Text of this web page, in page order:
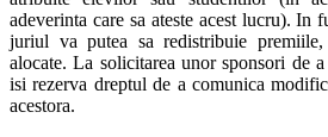
adeverinta care sa ateste acest lucru). In
juriul va putea sa redistribuie
alocate. La solicitarea unor sponsori de
isi rezerva dreptul de a comunica
acestora.